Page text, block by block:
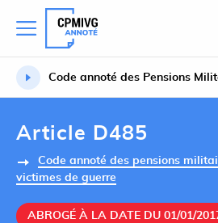
Code annoté des Pensions
Article D485
Code annoté des pensions
victimes de guerre
ABROGÉ À LA DATE DU 01/01/